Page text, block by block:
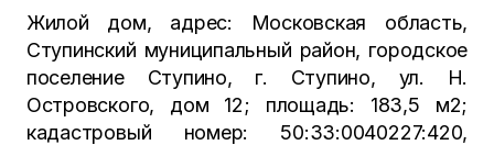
Жилой дом, адрес: Московская область,
Ступинский муниципальный район, городское
поселение Ступино, г. Ступино, ул. Н.
Островского, дом 12; площадь: 183,5 м2;
кадастровый номер: 50:33:0040227:420,